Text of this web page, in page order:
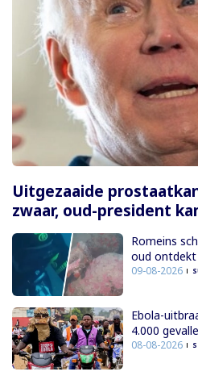
Uitgezaaide
zwaar, oud-president
Romeins
oud ontdekt
09-08-2026
Ebola-
4.000
08-08-2026